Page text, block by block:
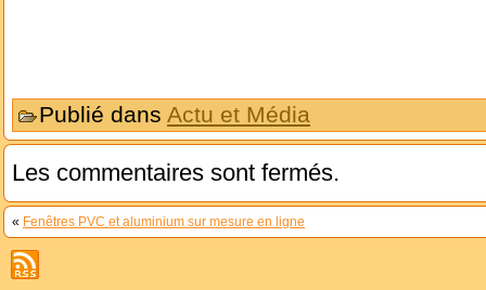
Publié dans Actu et Média
Les commentaires sont fermés.
« Fenêtres PVC et aluminium sur mesure en ligne